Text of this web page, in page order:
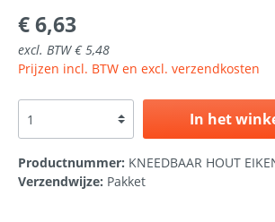
€ 6,63
excl. BTW € 5,48
Prijzen incl. BTW en excl. verzendkosten
In het
Productnummer: KNEEDBAAR HOUT
Verzendwijze: Pakket